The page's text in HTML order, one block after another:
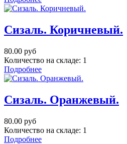
Сизаль. Коричневый.
80.00 руб
Количество на складе: 1
Подробнее
Сизаль. Оранжевый.
80.00 руб
Количество на складе: 1
Подробнее